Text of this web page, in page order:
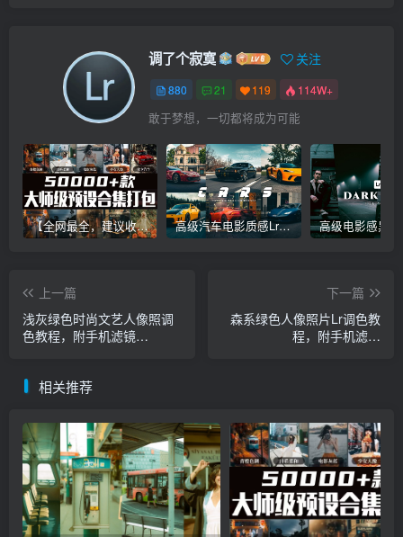
调了个寂寞 关注
880 21 119 114W+
敢于梦想，一切都将成为可能
【全网最全，建议收藏】5万多款Lr顶级调色预设合集，精心整理，分类清晰，摄影师调色师必备素材，够用一辈子！ 高级汽车电影质感Lr调色教程，手机滤镜PS+Lightroom预设下载！
上一篇
浅灰绿色时尚文艺人像照调
色教程，附手机滤镜
下一篇
森系绿色人像照片Lr调色教
程，附手机滤镜
相关推荐